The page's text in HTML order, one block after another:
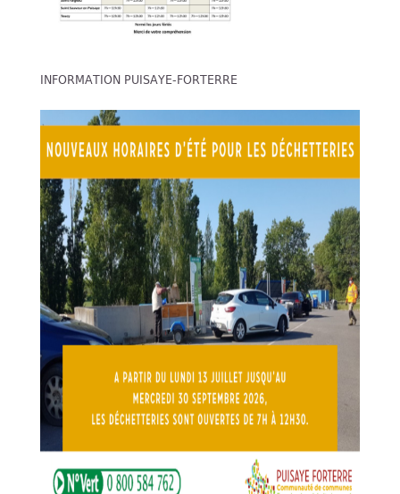
INFORMATION PUISAYE-FORTERRE